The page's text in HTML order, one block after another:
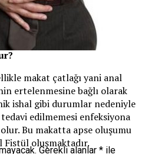
oluşan apseye bağlı kötü
kan görülmesidir.
makat çatlağı yani anal
ertelenmesine bağlı olarak
ishal gibi durumlar nedeniyle
edilmemesi enfeksiyona
Bu makatta apse oluşumu
oluşmaktadır.
Gerekli alanlar * ile